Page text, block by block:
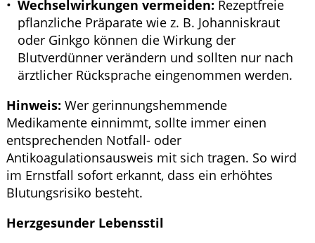
Wechselwirkungen vermeiden: Rezeptfreie
pflanzliche Präparate wie z. B. Johanniskraut
oder Ginkgo können die Wirkung der
Blutverdünner verändern und sollten nur nach
ärztlicher Rücksprache eingenommen werden.
Hinweis: Wer gerinnungshemmende
Medikamente einnimmt, sollte immer einen
entsprechenden Notfall- oder
Antikoagulationsausweis mit sich tragen. So wird
im Ernstfall sofort erkannt, dass ein erhöhtes
Blutungsrisiko besteht.
Herzgesunder Lebensstil